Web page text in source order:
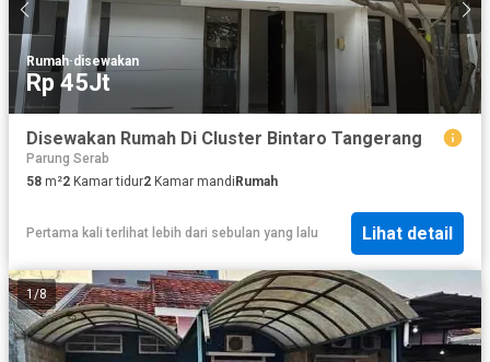
Rumah·disewakan
Rp 45Jt
Disewakan Rumah Di Cluster Bintaro Tangerang
Parung Serab
58 m²2 Kamar tidur2 Kamar mandi Rumah
Pertama kali terlihat lebih dari sebulan yang lalu Lihat detail
1/8